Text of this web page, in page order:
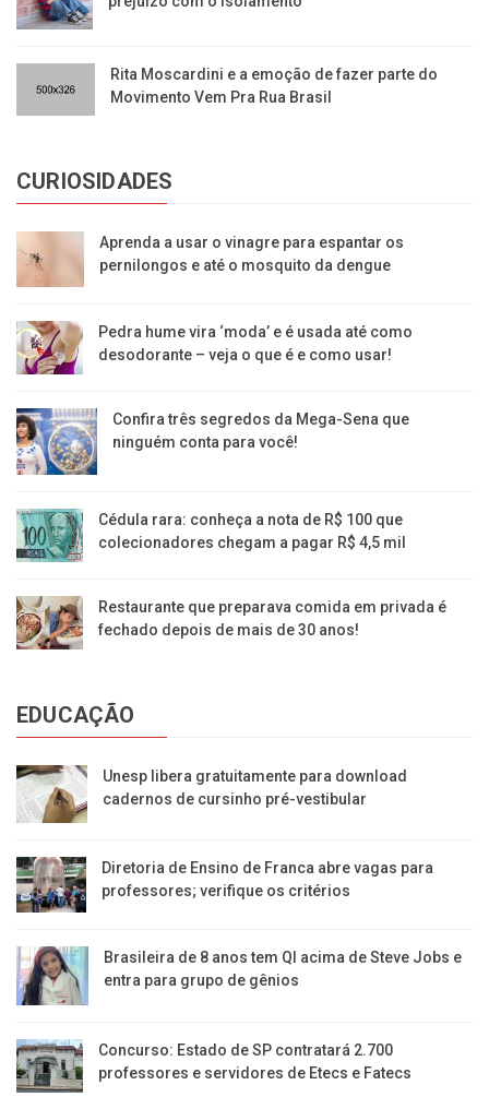
Rita Moscardini e a emoção de fazer parte do
Movimento Vem Pra Rua Brasil
CURIOSIDADES
Aprenda a usar o vinagre para espantar os
pernilongos e até o mosquito da dengue
Pedra hume vira ‘moda’ e é usada até como
desodorante – veja o que é e como usar!
Confira três segredos da Mega-Sena que
ninguém conta para você!
Cédula rara: conheça a nota de R$ 100 que
colecionadores chegam a pagar R$ 4,5 mil
Restaurante que preparava comida em privada é
fechado depois de mais de 30 anos!
EDUCAÇÃO
Unesp libera gratuitamente para download
cadernos de cursinho pré-vestibular
Diretoria de Ensino de Franca abre vagas para
professores; verifique os critérios
Brasileira de 8 anos tem QI acima de Steve Jobs e
entra para grupo de gênios
Concurso: Estado de SP contratará 2.700
professores e servidores de Etecs e Fatecs